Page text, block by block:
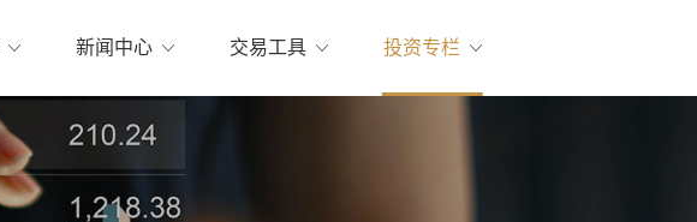
新闻中心 交易工具 投资专栏